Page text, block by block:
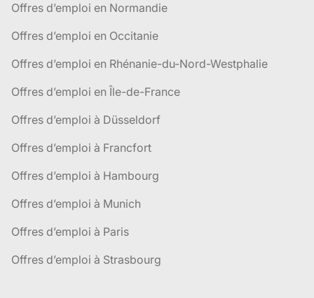
Offres d’emploi en Normandie
Offres d’emploi en Occitanie
Offres d’emploi en Rhénanie-du-Nord-Westphalie
Offres d’emploi en Île-de-France
Offres d’emploi à Düsseldorf
Offres d’emploi à Francfort
Offres d’emploi à Hambourg
Offres d’emploi à Munich
Offres d’emploi à Paris
Offres d’emploi à Strasbourg